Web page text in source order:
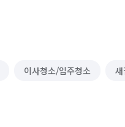
이사청소/입주청소